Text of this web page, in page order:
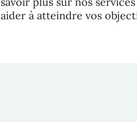
aider à atteindre vos